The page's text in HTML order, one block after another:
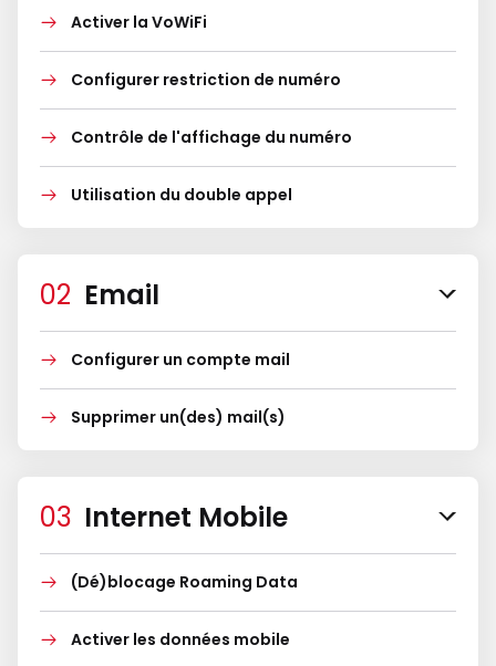
Activer la VoWiFi
Configurer restriction de numéro
Contrôle de l'affichage du numéro
Utilisation du double appel
Email
Configurer un compte mail
Supprimer un(des) mail(s)
Internet Mobile
(Dé)blocage Roaming Data
Activer les données mobile